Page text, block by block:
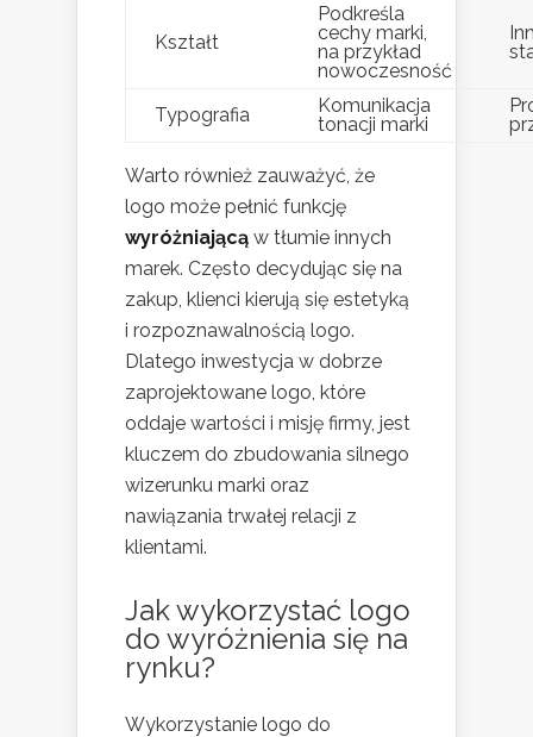
Kształt
Podkreśla
cechy marki,
na przykład
nowoczesność
Typografia
Komunikacja
tonacji marki
Warto również zauważyć, że
logo może pełnić funkcję
wyróżniającą w tłumie innych
marek. Często decydując się na
zakup, klienci kierują się estetyką
i rozpoznawalnością logo.
Dlatego inwestycja w dobrze
zaprojektowane logo, które
oddaje wartości i misję firmy, jest
kluczem do zbudowania silnego
wizerunku marki oraz
nawiązania trwałej relacji z
klientami.
Jak wykorzystać logo
do wyróżnienia się na
rynku?
Wykorzystanie logo do